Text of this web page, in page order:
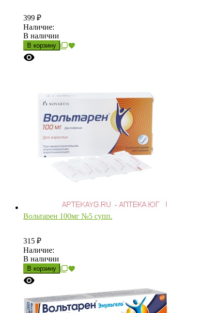
399 ₽
Наличие:
В наличии
В корзину
Вольтарен 100мг №5 супп.
315 ₽
Наличие:
В наличии
В корзину